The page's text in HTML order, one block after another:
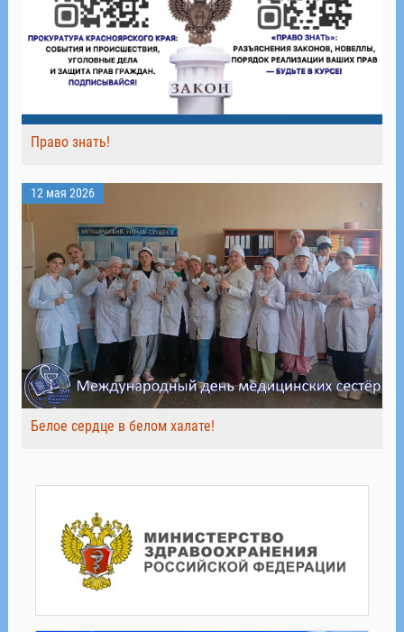
Право знать!
12 мая 2026
Белое сердце в белом халате!